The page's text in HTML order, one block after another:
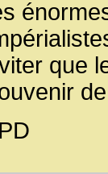
que